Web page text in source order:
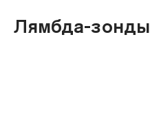
Лямбда-зонды